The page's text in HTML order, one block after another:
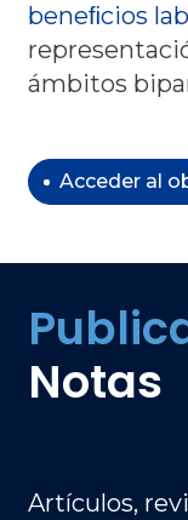
beneﬁcios
ámbitos
Acceder al
Notas
Artículos,